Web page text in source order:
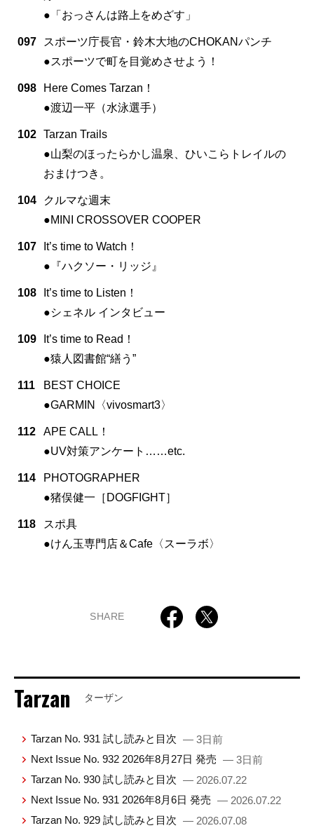
●「おっさんは路上をめざす」
097
スポーツ庁長官・鈴木大地のCHOKANパンチ
●スポーツで町を目覚めさせよう！
098
Here Comes Tarzan！
●渡辺一平（水泳選手）
102 Tarzan Trails
●山梨のほったらかし温泉、ひいこらトレイルの
おまけつき。
104
クルマな週末
●MINI CROSSOVER COOPER
107
It’s time to Watch！
●『ハクソー・リッジ』
108
It’s time to Listen！
●シェネル インタビュー
109
It’s time to Read！
●猿人図書館“繕う”
111
BEST CHOICE
●GARMIN〈vivosmart3〉
112
APE CALL！
●UV対策アンケート……etc.
114
PHOTOGRAPHER
●猪俣健一［DOGFIGHT］
118
スポ具
●けん玉専門店＆Cafe〈スーラボ〉
SHARE
Tarzan ターザン
Tarzan No. 931 試し読みと目次 — 3日前
Next Issue No. 932 2026年8月27日 発売 — 3日前
Tarzan No. 930 試し読みと目次 — 2026.07.22
Next Issue No. 931 2026年8月6日 発売 — 2026.07.22
Tarzan No. 929 試し読みと目次 — 2026.07.08